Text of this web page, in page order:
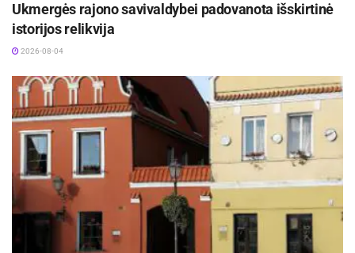
Ukmergės rajono savivaldybei padovanota išskirtinė
istorijos relikvija
2026-08-04